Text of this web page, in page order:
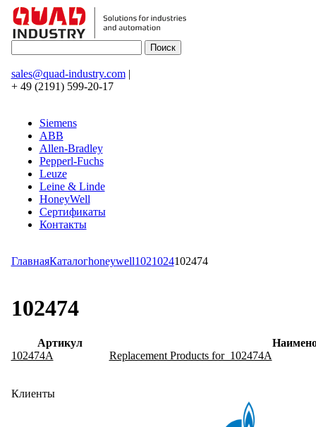
sales@quad-industry.com|
+ 49 (2191) 599-20-17
Siemens
ABB
Allen-Bradley
Pepperl-Fuchs
Leuze
Leine & Linde
HoneyWell
Сертификаты
Контакты
ГлавнаяКаталогhoneywell1021024102474
102474
Артикул
102474A
Replacement Products for 102474A
Клиенты